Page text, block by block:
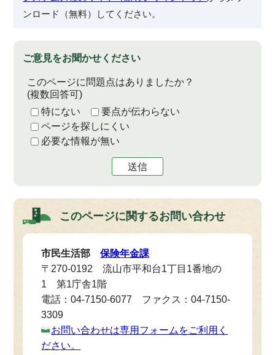
ンロード（無料）してください。
ご意見をお聞かせください
このページに問題点はありましたか？
(複数回答可)
特にない
要点が伝わらない
ページを探しにくい
必要な情報が無い
送信
このページに関するお問い合わせ
市民生活部保険年金課
〒270-0192 流山市平和台1丁目1番地の
1 第1庁舎1階
電話：04-7150-6077 ファクス：04-7150-
3309
お問い合わせは専用フォームをご利用く
ださい。